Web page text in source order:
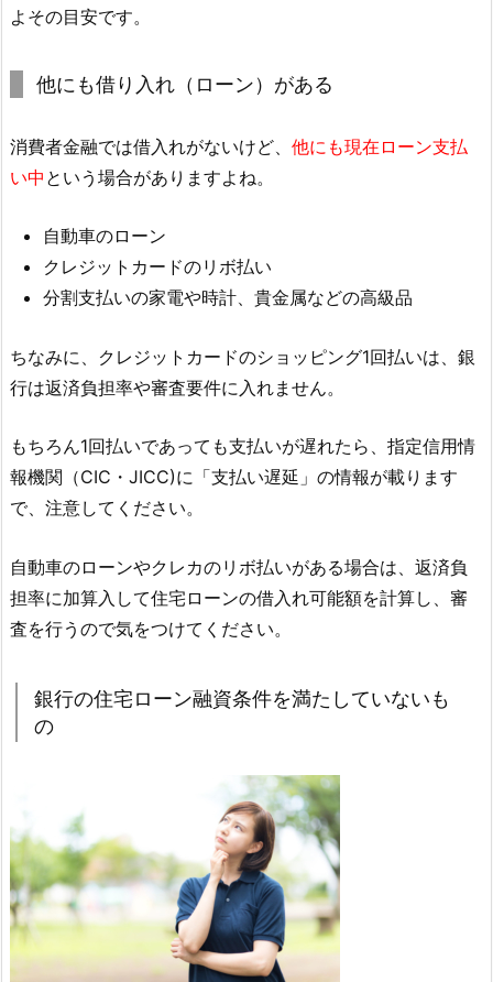
よその目安です。
他にも借り入れ（ローン）がある
消費者金融では借入れがないけど、 他にも現在ローン支払
い中 という場合がありますよね。
自動車のローン
クレジットカードのリボ払い
分割支払いの家電や時計、貴金属などの高級品
ちなみに、クレジットカードのショッピング1回払いは、銀
行は返済負担率や審査要件に入れません。
もちろん1回払いであっても支払いが遅れたら、指定信用情
報機関（CIC・JICC)に「支払い遅延」の情報が載ります
で、注意してください。
自動車のローンやクレカのリボ払いがある場合は、返済負
担率に加算入して住宅ローンの借入れ可能額を計算し、審
査を行うので気をつけてください。
銀行の住宅ローン融資条件を満たしていないも
の